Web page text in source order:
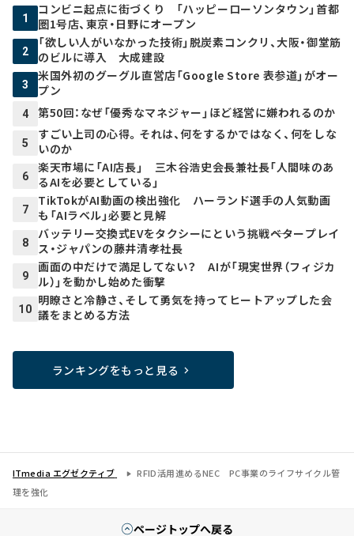
1
コンビニ起点に街づくり 「ハッピーローソンタウン」首都
圏1号店、東京・日野にオープン
2
「欲しい人がいなかった技術」脱炭素コンクリ、大阪・御堂筋
のビルに導入 大成建設
3
米国外初のグーグル直営店「Google Store 表参道」がオー
プン
4 第50回：なぜ「優秀なマネジャー」ほど経営に嫌われるのか
5
すごい上司の心得。それは、何をするかではなく、何をしな
いのか
6
楽天市場に「AI店長」 三木谷浩史会長兼社長「人間味のあ
るAIを必要としている」
7
TikTokがAI動画の検出強化 ハーランド選手の人気動画
も「AIラベル」必要と見解
8
バッテリー交換式EVをタクシーにという挑戦――ベタープレイ
ス・ジャパンの藤井清孝社長
9
画面の中だけで満足してない？ AIが「現実世界（フィジカ
ル）」を動かし始めた衝撃
10
明瞭さと冷静さ、そして勇気を持ってヒートアップした会
議をまとめる方法
ランキングをもっと見る
ITmedia エグゼクティブ
RFID活用進めるNEC PC事業のライフサイクル管
理を強化
ページトップへ戻る